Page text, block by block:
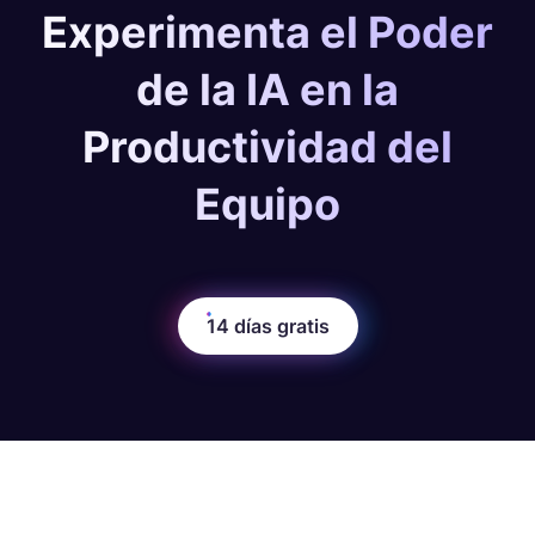
Experimenta el Poder
de la IA en la
Productividad del
Equipo
14 días gratis